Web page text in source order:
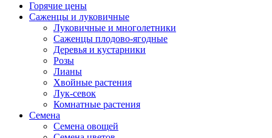
Горячие цены
Саженцы и луковичные
Луковичные и многолетники
Саженцы плодово-ягодные
Деревья и кустарники
Розы
Лианы
Хвойные растения
Лук-севок
Комнатные растения
Семена
Семена овощей